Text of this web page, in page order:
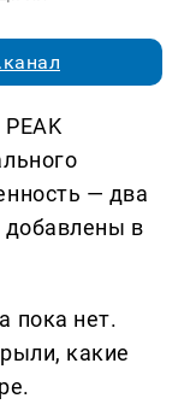
— два
добавлены в
пока нет.
какие